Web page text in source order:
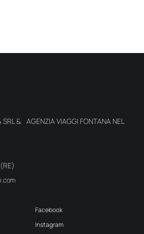
SRL & AGENZIA VIAGGI FONTANA NEL
Facebook
Instagram